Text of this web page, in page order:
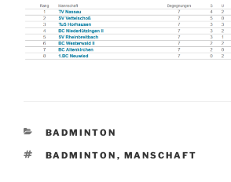
KATEGORIEN
BADMINTON
SCHLAGWÖRTER
BADMINTON , MANSCHAFT